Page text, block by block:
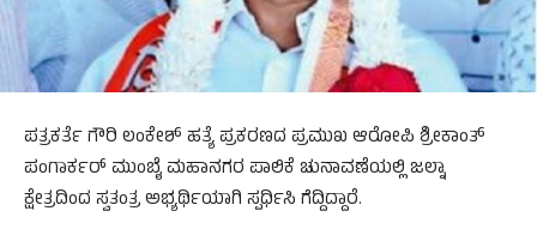
ಪತ್ರಕರ್ತೆ ಗೌರಿ ಲಂಕೇಶ್ ಹತ್ಯೆ ಪ್ರಕರಣದ ಪ್ರಮುಖ ಆರೋಪಿ ಶ್ರೀಕಾಂತ್
ಪಂಗಾರ್ಕರ್ ಮುಂಬೈ ಮಹಾನಗರ ಪಾಲಿಕೆ ಚುನಾವಣೆಯಲ್ಲಿ ಜಲ್ನಾ
ಕ್ಷೇತ್ರದಿಂದ ಸ್ವತಂತ್ರ ಅಭ್ಯರ್ಥಿಯಾಗಿ ಸ್ಪರ್ಧಿಸಿ ಗೆದ್ದಿದ್ದಾರೆ.